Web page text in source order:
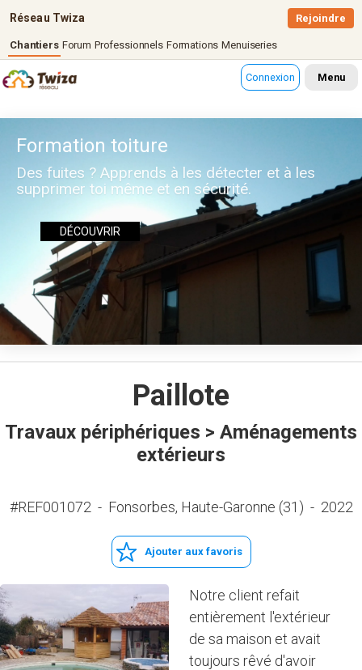
Réseau Twiza
Chantiers Forum Professionnels Formations Menuiseries
Rejoindre
Connexion Menu
Formation toiture
Des fuites ? Apprends à les détecter et à les
supprimer toi même et en sécurité.
DÉCOUVRIR
Paillote
Travaux périphériques > Aménagements
extérieurs
#REF001072 - Fonsorbes, Haute-Garonne (31) - 2022
Ajouter aux favoris
Notre client refait
entièrement l'extérieur
de sa maison et avait
toujours rêvé d'avoir